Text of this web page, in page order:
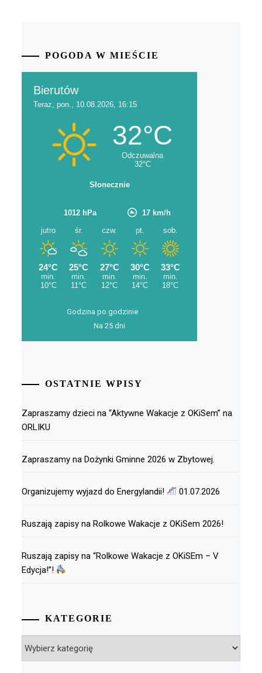
POGODA W MIEŚCIE
Godzina po godzinie
Na 25 dni
OSTATNIE WPISY
Zapraszamy dzieci na “Aktywne Wakacje z OKiSem” na
ORLIKU
Zapraszamy na Dożynki Gminne 2026 w Zbytowej.
Organizujemy wyjazd do Energylandii! 01.07.2026
Ruszają zapisy na Rolkowe Wakacje z OKiSem 2026!
Ruszają zapisy na “Rolkowe Wakacje z OKiSEm – V
Edycja!”!
KATEGORIE